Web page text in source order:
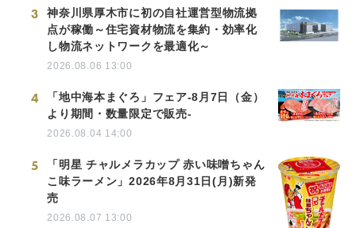
3
神奈川県厚木市に初の自社運営型物流拠
点が稼働～住宅資材物流を集約・効率化
し物流ネットワークを最適化～
2026.08.06 13:00
4
「地中海本まぐろ」フェア-8月7日（金）
より期間・数量限定で販売-
2026.08.04 14:00
5
「明星 チャルメラカップ 赤い味噌ちゃん
こ味ラーメン」2026年8月31日(月)新発
売
2026.08.07 13:00